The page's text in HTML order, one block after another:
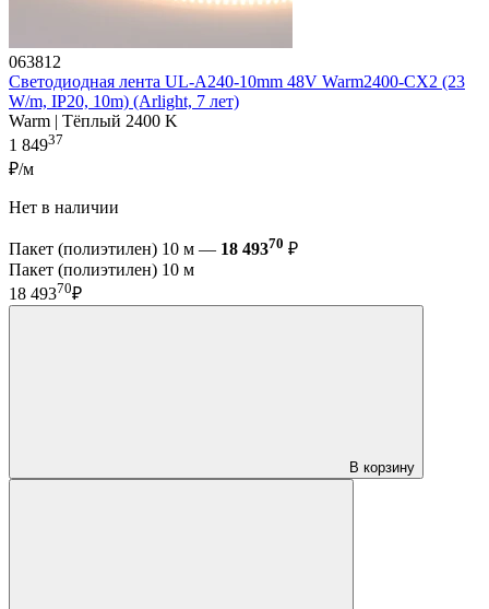
063812
Светодиодная лента UL-A240-10mm 48V Warm2400-CX2 (23
W/m, IP20, 10m) (Arlight, 7 лет)
Warm | Тёплый 2400 K
1 84937
₽/м
Нет в наличии
Пакет (полиэтилен) 10 м — 18 49370 ₽
Пакет (полиэтилен) 10 м
18 49370₽
В корзину